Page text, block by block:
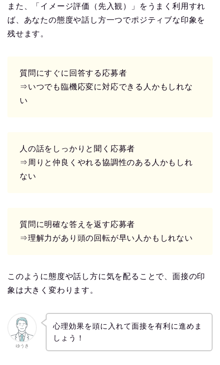
また、「イメージ評価（先入観）」をうまく利用すれ
ば、あなたの態度や話し方一つでポジティブな印象を
残せます。
質問にすぐに回答する応募者
⇒いつでも臨機応変に対応できる人かもしれな
い
人の話をしっかりと聞く応募者
⇒周りと仲良くやれる協調性のある人かもしれ
ない
質問に明確な答えを返す応募者
⇒理解力があり頭の回転が早い人かもしれない
このように態度や話し方に気を配ることで、面接の印
象は大きく変わります。
ゆうき
心理効果を頭に入れて面接を有利に進めま
しょう！